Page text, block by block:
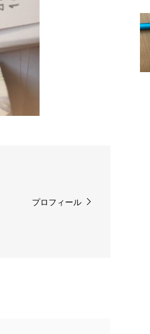
プロフィール